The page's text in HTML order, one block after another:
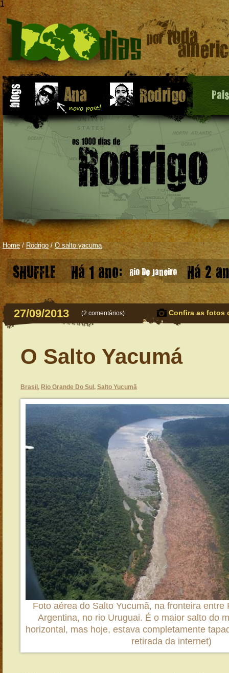
1
Home/ Rodrigo /O salto yacuma
SHUFFLE Há 1 ano: Rio De Janeiro Há 2
27/09/2013 (2 comentários) Confira as fotos
O Salto Yacumá
Brasil , Rio Grande Do Sul , Salto Yucumã
Foto aérea do Salto Yucumã, na fronteira entre
Argentina, no rio Uruguai. É o maior salto do
horizontal, mas hoje, estava completamente
retirada da internet)